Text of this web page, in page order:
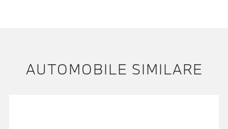
AUTOMOBILE SIMILARE